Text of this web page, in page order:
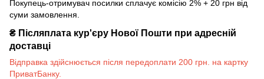
Покупець-отримувач посилки сплачує комісію 2% + 20 грн від
суми замовлення.
₴ Післяплата кур'єру Нової Пошти при адресній
доставці
Відправка здійснюється після передоплати 200 грн. на картку
ПриватБанку.